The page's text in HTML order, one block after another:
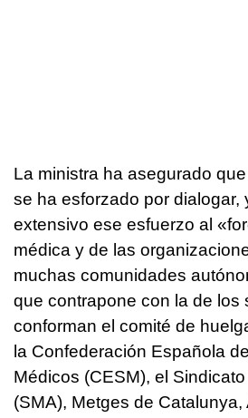
La ministra ha asegurado
se ha esforzado por dialogar,
extensivo ese esfuerzo al
médica y de las
muchas comunidades
que contrapone con la de los
conforman el comité de
la Confederación Española
Médicos (CESM), el
(SMA), Metges de Catalunya,